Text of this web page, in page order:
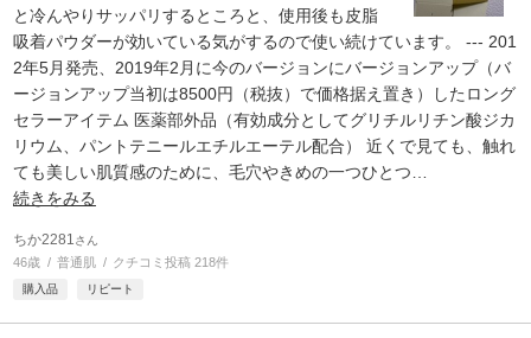
と冷んやりサッパリするところと、使用後も皮脂
吸着パウダーが効いている気がするので使い続けています。 --- 201
2年5月発売、2019年2月に今のバージョンにバージョンアップ（バ
ージョンアップ当初は8500円（税抜）で価格据え置き）したロング
セラーアイテム 医薬部外品（有効成分としてグリチルリチン酸ジカ
リウム、パントテニールエチルエーテル配合） 近くで見ても、触れ
ても美しい肌質感のために、毛穴やきめの一つひとつ
続きをみる
ちか2281 さん
46歳 普通肌 クチコミ投稿 218件
購入品 リピート